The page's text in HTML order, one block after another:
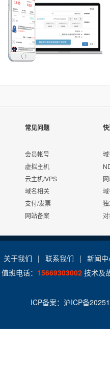
常见问题
会员帐号
虚拟主机
云主机/VPS
域名相关
支付/发票
网站备案
关于我们 | 联系我们 | 新闻
值班电话： 15669303002 技术及
ICP备案： 沪ICP备